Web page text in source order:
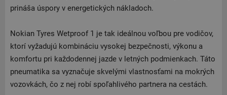
prináša úspory v energetických nákladoch.
Nokian Tyres Wetproof 1 je tak ideálnou voľbou pre vodičov,
ktorí vyžadujú kombináciu vysokej bezpečnosti, výkonu a
komfortu pri každodennej jazde v letných podmienkach. Táto
pneumatika sa vyznačuje skvelými vlastnosťami na mokrých
vozovkách, čo z nej robí spoľahlivého partnera na cestách.